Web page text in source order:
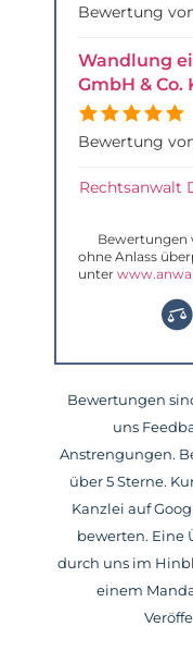
Bewertung
Wandlung
GmbH & Co.
Bewertung
Rechtsanwalt
Bewertungen
ohne Anlass
unter
Bewertungen
uns
Anstrengungen.
über 5 Sterne.
Kanzlei auf
bewerten. Eine
durch uns im
einem